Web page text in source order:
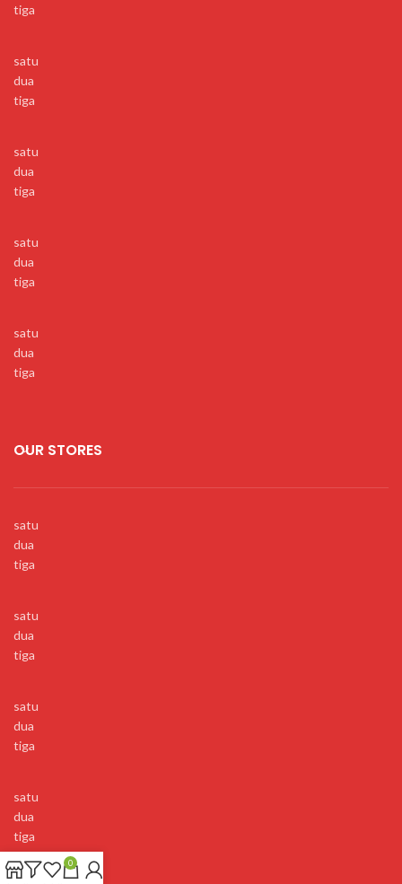
tiga
satu
dua
tiga
satu
dua
tiga
satu
dua
tiga
satu
dua
tiga
OUR STORES
satu
dua
tiga
satu
dua
tiga
satu
dua
tiga
satu
dua
tiga
0